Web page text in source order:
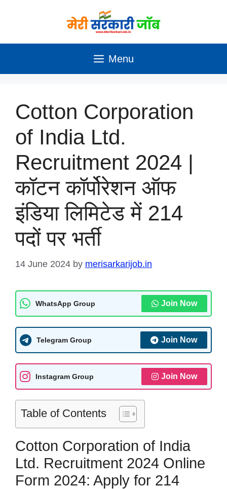
Menu
Cotton Corporation
of India Ltd.
Recruitment 2024 |
कॉटन कॉर्पोरेशन ऑफ
इंडिया लिमिटेड में 214
पदों पर भर्ती
14 June 2024 by merisarkarijob.in
WhatsApp Group Join Now
Telegram Group Join Now
Instagram Group Join Now
Table of Contents
Cotton Corporation of India
Ltd. Recruitment 2024 Online
Form 2024: Apply for 214